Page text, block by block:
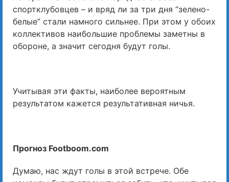
спортклубовцев – и вряд ли за три дня “зелено-
белые” стали намного сильнее. При этом у обоих
коллективов наибольшие проблемы заметны в
обороне, а значит сегодня будут голы.
Учитывая эти факты, наиболее вероятным
результатом кажется результативная ничья.
Прогноз Footboom.com
Думаю, нас ждут голы в этой встрече. Обе